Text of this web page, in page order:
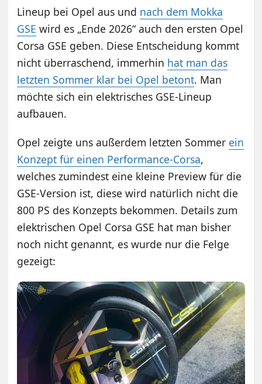
Lineup bei Opel aus und nach dem Mokka
GSE wird es „Ende 2026“ auch den ersten Opel
Corsa GSE geben. Diese Entscheidung kommt
nicht überraschend, immerhin hat man das
letzten Sommer klar bei Opel betont. Man
möchte sich ein elektrisches GSE-Lineup
aufbauen.
Opel zeigte uns außerdem letzten Sommer ein
Konzept für einen Performance-Corsa,
welches zumindest eine kleine Preview für die
GSE-Version ist, diese wird natürlich nicht die
800 PS des Konzepts bekommen. Details zum
elektrischen Opel Corsa GSE hat man bisher
noch nicht genannt, es wurde nur die Felge
gezeigt: